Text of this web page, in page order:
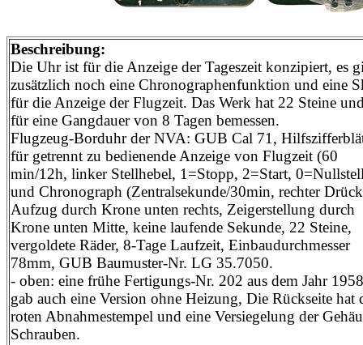
Beschreibung:
Die Uhr ist für die Anzeige der Tageszeit konzipiert, es
zusätzlich noch eine Chronographenfunktion und eine
für die Anzeige der Flugzeit. Das Werk hat 22 Steine
für eine Gangdauer von 8 Tagen bemessen.
Flugzeug-Borduhr der NVA: GUB Cal 71,
für getrennt zu bedienende Anzeige von Flugzeit (60
min/12h, linker Stellhebel, 1=Stopp, 2=Start,
und Chronograph (Zentralsekunde/30min, rechter
Aufzug durch Krone unten rechts, Zeigerstellung durch
Krone unten Mitte, keine laufende Sekunde, 22 Steine,
vergoldete Räder, 8-Tage Laufzeit, Einbaudurchmesser
78mm, GUB Baumuster-Nr. LG 35.7050.
- oben: eine frühe Fertigungs-Nr. 202 aus dem Jahr
gab auch eine Version ohne Heizung, Die Rückseite hat
roten Abnahmestempel und eine Versiegelung der
Schrauben.